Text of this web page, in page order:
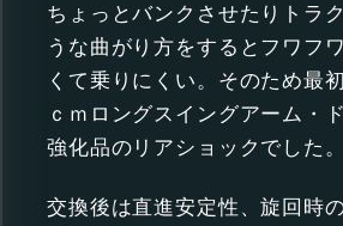
ちょっとバンクさせたりトラ
うな曲がり方をするとフワフ
くて乗りにくい。そのため最
ｃｍロングスイングアーム・
強化品のリアショックでした。
交換後は直進安定性、旋回時